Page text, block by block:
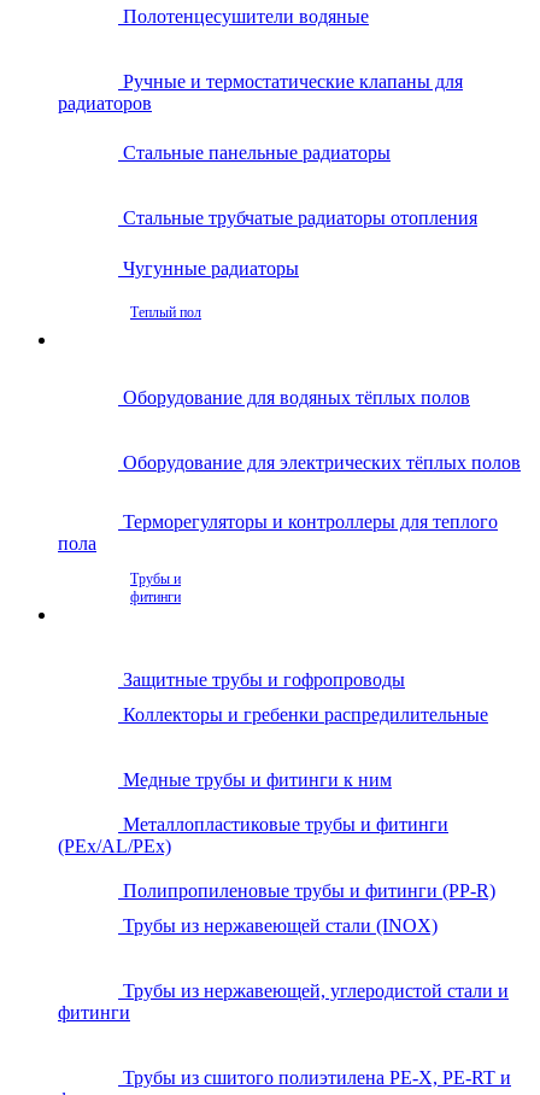
Полотенцесушители водяные
Ручные и термостатические клапаны для
радиаторов
Стальные панельные радиаторы
Стальные трубчатые радиаторы отопления
Чугунные радиаторы
Теплый пол
Оборудование для водяных тёплых полов
Оборудование для электрических тёплых полов
Терморегуляторы и контроллеры для теплого
пола
Трубы и
фитинги
Защитные трубы и гофропроводы
Коллекторы и гребенки распредилительные
Медные трубы и фитинги к ним
Металлопластиковые трубы и фитинги
(PEx/AL/PEx)
Полипропиленовые трубы и фитинги (PP-R)
Трубы из нержавеющей стали (INOX)
Трубы из нержавеющей, углеродистой стали и
фитинги
Трубы из сшитого полиэтилена PE-X, PE-RT и